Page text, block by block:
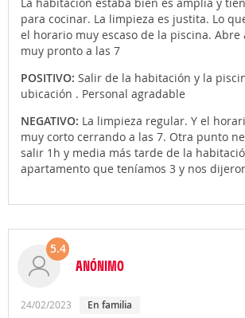
para cocinar. La limpieza es justita. Lo
el horario muy escaso de la piscina. Abre
muy pronto a las 7
POSITIVO: Salir de la habitación y la
ubicación . Personal agradable
NEGATIVO: La limpieza regular. Y el
muy corto cerrando a las 7. Otra punto
salir 1h y media más tarde de la
apartamento que teníamos 3 y nos
5.4
ANÓNIMO
24/02/2023 en familia